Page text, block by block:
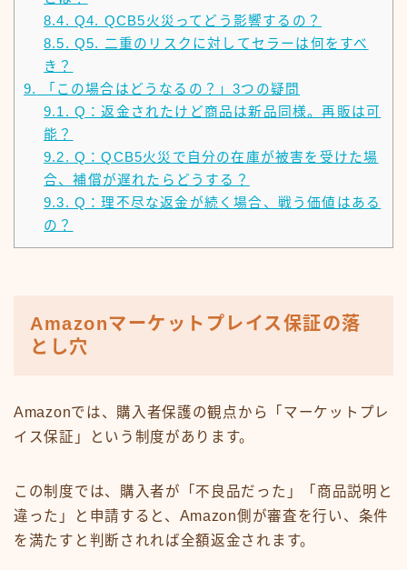
8.4. Q4. QCB5火災ってどう影響するの？
8.5. Q5. 二重のリスクに対してセラーは何をすべ
き？
9.
「この場合はどうなるの？」3つの疑問
9.1. Q：返金されたけど商品は新品同様。再販は可
能？
9.2. Q：QCB5火災で自分の在庫が被害を受けた場
合、補償が遅れたらどうする？
9.3. Q：理不尽な返金が続く場合、戦う価値はある
の？
Amazonマーケットプレイス保証の落
とし穴
Amazonでは、購入者保護の観点から「マーケットプレ
イス保証」という制度があります。
この制度では、購入者が「不良品だった」「商品説明と
違った」と申請すると、Amazon側が審査を行い、条件
を満たすと判断されれば全額返金されます。